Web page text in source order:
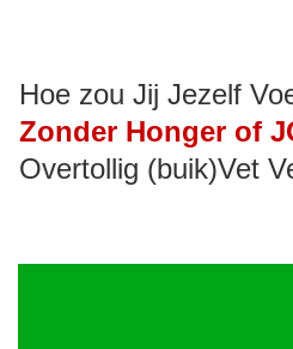
Hoe zou Jij Jezelf
Zonder Honger of
Overtollig (buik)Vet